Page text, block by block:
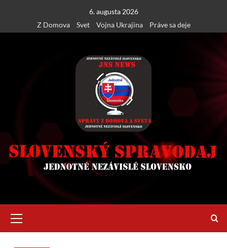
content
6. augusta 2026
Z Domova
Svet Vojna Ukrajina Práve sa deje
Menu